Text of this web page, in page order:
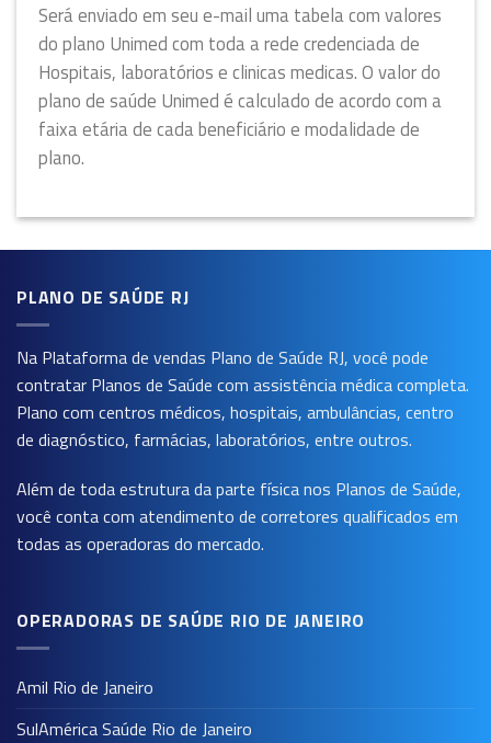
Será enviado em seu e-mail uma tabela com valores
do plano Unimed com toda a rede credenciada de
Hospitais, laboratórios e clinicas medicas. O valor do
plano de saúde Unimed é calculado de acordo com a
faixa etária de cada beneficiário e modalidade de
plano.
PLANO DE SAÚDE RJ
Na Plataforma de vendas Plano de Saúde RJ, você pode
contratar Planos de Saúde com assistência médica completa.
Plano com centros médicos, hospitais, ambulâncias, centro
de diagnóstico, farmácias, laboratórios, entre outros.
Além de toda estrutura da parte física nos Planos de Saúde,
você conta com atendimento de corretores qualificados em
todas as operadoras do mercado.
OPERADORAS DE SAÚDE RIO DE JANEIRO
Amil Rio de Janeiro
SulAmérica Saúde Rio de Janeiro